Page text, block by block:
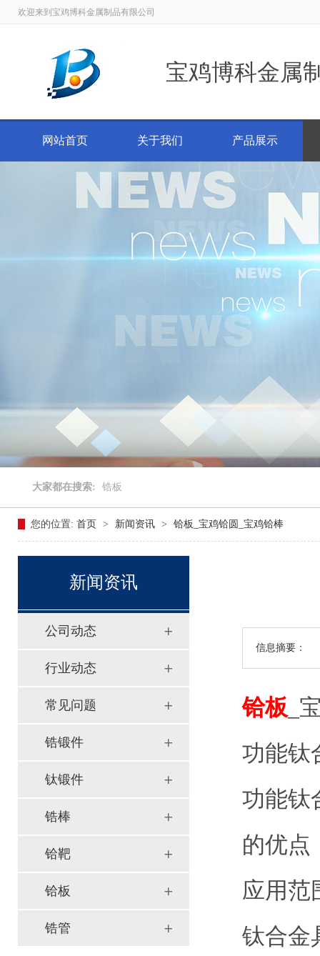
欢迎来到宝鸡博科金属制品有限公司
宝鸡博科金属
网站首页 关于我们 产品展示
大家都在搜索: 锆板
您的位置: 首页 > 新闻资讯 > 铪板_宝鸡铪圆_宝鸡铪棒
信息摘要：
铪板 _
功能钛
功能钛
的优点
应用范
钛合金
新闻资讯
公司动态
行业动态
常见问题
锆锻件
钛锻件
锆棒
铪靶
铪板
锆管